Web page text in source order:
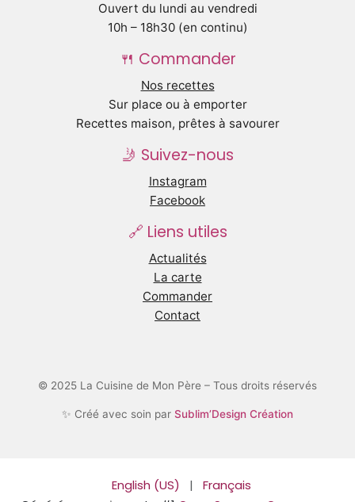
Ouvert du lundi au vendredi
10h – 18h30 (en continu)
🍴 Commander
Nos recettes
Sur place ou à emporter
Recettes maison, prêtes à savourer
🤳 Suivez-nous
Instagram
Facebook
🔗 Liens utiles
Actualités
La carte
Commander
Contact
© 2025 La Cuisine de Mon Père – Tous droits réservés
✨ Créé avec soin par Sublim’Design Création
English (US) |
Français